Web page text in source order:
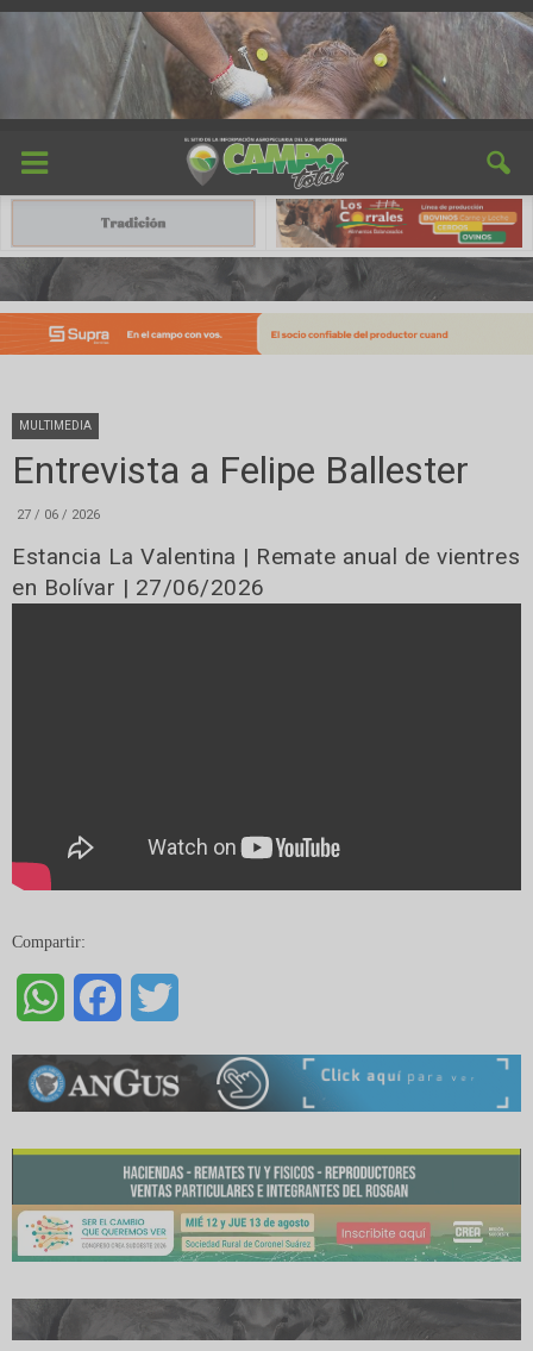
MULTIMEDIA
Entrevista a Felipe Ballester
27 / 06 / 2026
Estancia La Valentina | Remate anual de vientres
en Bolívar | 27/06/2026
Compartir:
WhatsAppFacebook